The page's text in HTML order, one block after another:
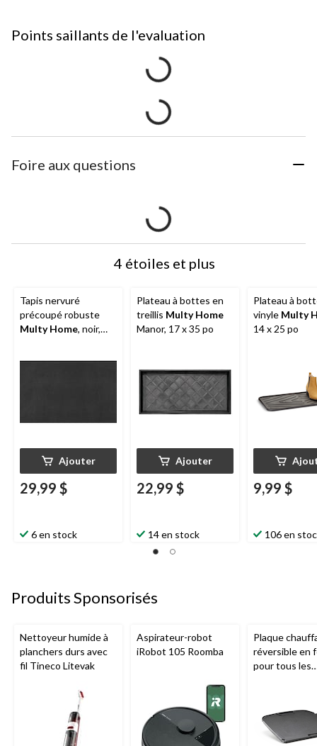
Points saillants de l'evaluation
Foire aux questions
4 étoiles et plus
Tapis nervuré
précoupé robuste
Multy Home, noir,
Ajouter
29,99 $
6 en stock
Plateau à bottes en
treillis Multy Home
Manor, 17 x 35 po
Ajouter
22,99 $
14 en stock
Plateau à
vinyle Multy
14 x 25 po
9,99 $
106 en
Produits Sponsorisés
Nettoyeur humide à
planchers durs avec
fil Tineco Litevak
Aspirateur-robot
iRobot 105 Roomba
Plaque
réversible en
pour tous les
série Q285